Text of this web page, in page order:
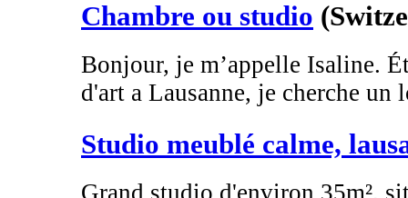
Chambre ou studio
Bonjour, je m’appelle Isaline.
d'art a Lausanne, je cherche un
Studio meublé calme,
Grand studio d'environ 35m²,